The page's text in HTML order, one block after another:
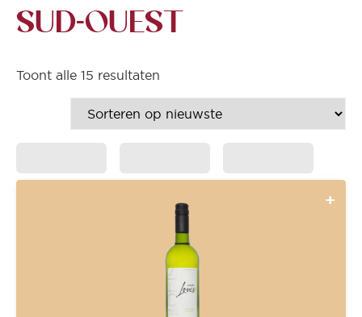
SUD-OUEST
Toont alle 15 resultaten